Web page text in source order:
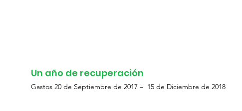
Un año de recuperación
Gastos 20 de Septiembre de 2017 – 15 de Diciembre de 2018